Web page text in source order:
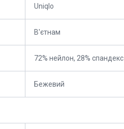
Uniqlo
В'єтнам
72% нейлон, 28% спандекс
Бежевий